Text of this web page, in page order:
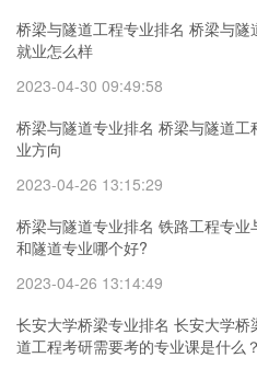
桥梁与隧道工程专业排名 桥梁与隧
就业怎么样
2023-04-30 09:49:58
桥梁与隧道专业排名 桥梁与隧道工
业方向
2023-04-26 13:15:29
桥梁与隧道专业排名 铁路工程专业
和隧道专业哪个好?
2023-04-26 13:14:49
长安大学桥梁专业排名 长安大学桥
道工程考研需要考的专业课是什么？